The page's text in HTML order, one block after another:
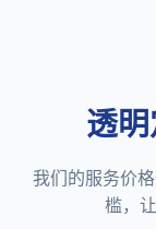
透
我们的服务价
槛，